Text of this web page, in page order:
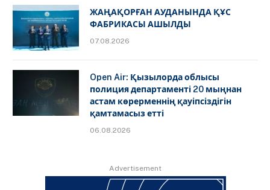
ЖАҢАҚОРҒАН АУДАНЫНДА ҚҰС
ФАБРИКАСЫ АШЫЛДЫ
07.08.2026
Open Air: Қызылорда облысы
полиция департаменті 20 мыңнан
астам көрерменнің қауіпсіздігін
қамтамасыз етті
06.08.2026
Advertisement